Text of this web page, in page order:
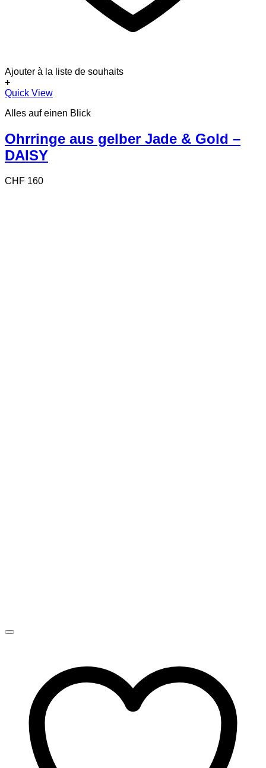
Ajouter à la liste de souhaits
+
Quick View
Alles auf einen Blick
Ohrringe aus gelber Jade & Gold –
DAISY
CHF 160